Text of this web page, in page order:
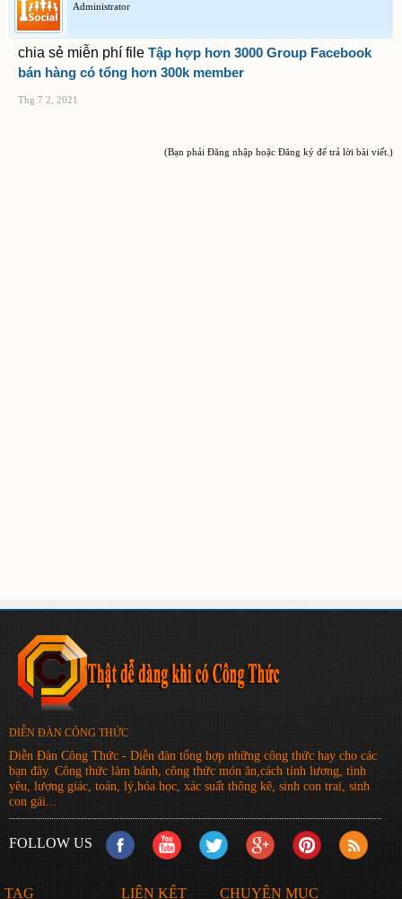
Administrator
chia sẻ miễn phí file Tập hợp hơn 3000 Group Facebook
bán hàng có tổng hơn 300k member
Thg 7 2, 2021
(Bạn phải Đăng nhập hoặc Đăng ký để trả lời bài viết.)
DIỄN ĐÀN CÔNG THỨC
Diễn Đàn Công Thức - Diễn đàn tổng hợp những công thức hay cho các
bạn đây. Công thức làm bánh, công thức món ăn,cách tính lương, tình
yêu, lượng giác, toán, lý,hóa học, xác suất thông kê, sinh con trai, sinh
con gái...
FOLLOW US
TAG LIÊN KẾT CHUYÊN MỤC